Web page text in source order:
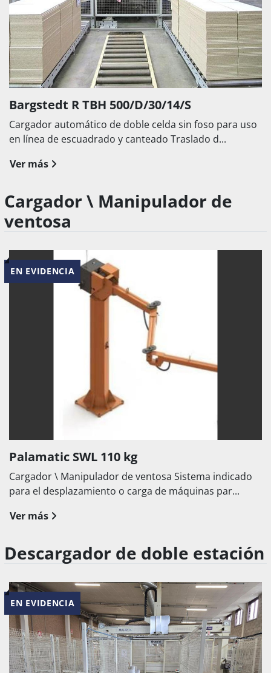
Bargstedt R TBH 500/D/30/14/S
Cargador automático de doble celda sin foso para uso
en línea de escuadrado y canteado Traslado d...
Ver más
Cargador \ Manipulador de
ventosa
EN EVIDENCIA
Palamatic SWL 110 kg
Cargador \ Manipulador de ventosa Sistema indicado
para el desplazamiento o carga de máquinas par...
Ver más
Descargador de doble estación
EN EVIDENCIA